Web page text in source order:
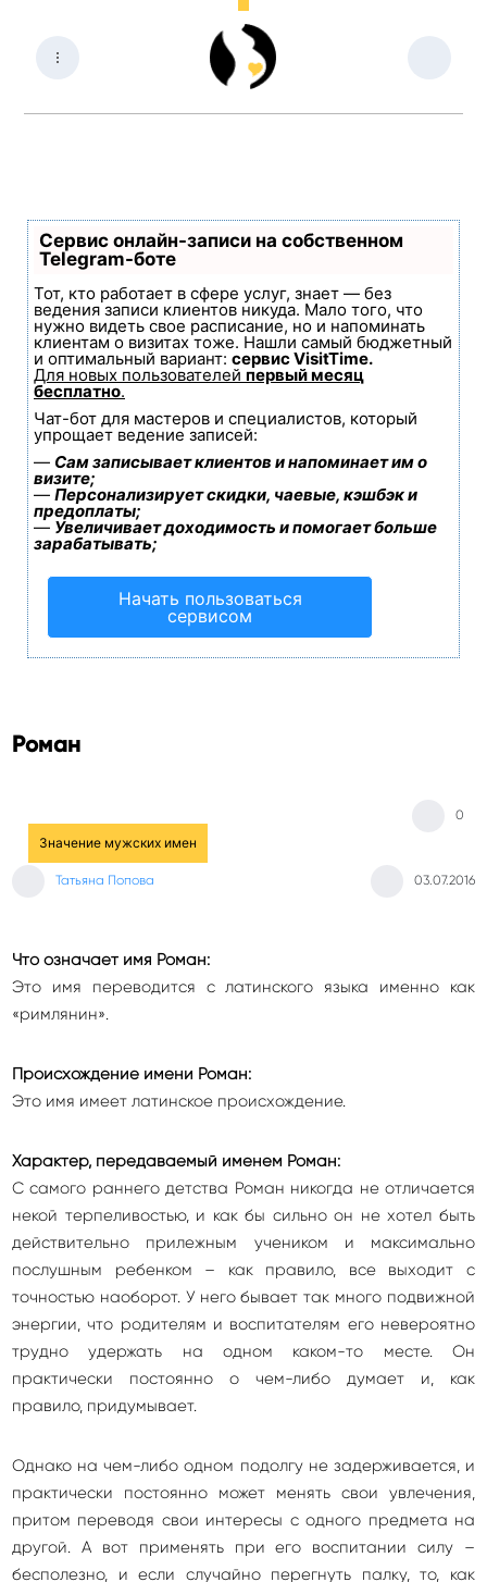
Сервис онлайн-записи на собственном
Telegram-боте
Тот, кто работает в сфере услуг, знает — без
ведения записи клиентов никуда. Мало того, что
нужно видеть свое расписание, но и напоминать
клиентам о визитах тоже. Нашли самый бюджетный
и оптимальный вариант: сервис VisitTime.
Для новых пользователей первый месяц
бесплатно.
Чат-бот для мастеров и специалистов, который
упрощает ведение записей:
— Сам записывает клиентов и напоминает им о
визите;
— Персонализирует скидки, чаевые, кэшбэк и
предоплаты;
— Увеличивает доходимость и помогает больше
зарабатывать;
Начать пользоваться
сервисом
Роман
Значение мужских имен
Татьяна Попова 03.07.2016
0
Что означает имя Роман:
Это имя переводится с латинского языка именно как
«римлянин».
Происхождение имени Роман:
Это имя имеет латинское происхождение.
Характер, передаваемый именем Роман:
С самого раннего детства Роман никогда не отличается
некой терпеливостью, и как бы сильно он не хотел быть
действительно прилежным учеником и максимально
послушным ребенком – как правило, все выходит с
точностью наоборот. У него бывает так много подвижной
энергии, что родителям и воспитателям его невероятно
трудно удержать на одном каком-то месте. Он
практически постоянно о чем-либо думает и, как
правило, придумывает.
Однако на чем-либо одном подолгу не задерживается, и
практически постоянно может менять свои увлечения,
притом переводя свои интересы с одного предмета на
другой. А вот применять при его воспитании силу –
бесполезно, и если случайно перегнуть палку, то, как